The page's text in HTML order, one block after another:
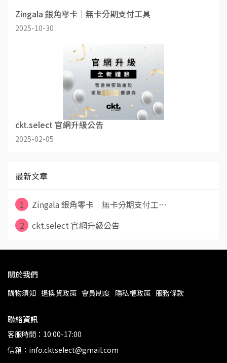
Zingala 銀角零卡｜無卡分期支付工具
2025-10-30
ckt.select 官網升級公告
2025-02-05
最新文章
1
Zingala 銀角零卡｜無卡分期支付工⋯
2
ckt.select 官網升級公告
關於我們
購物須知 退換貨政策 會員制度 隱私權政策 服務條款
聯絡資訊
客服時間：10:00-17:00
信箱：info.cktselect@gmail.com